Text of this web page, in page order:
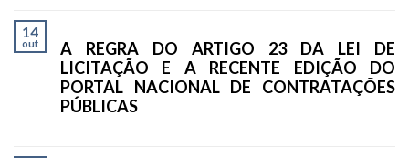
14
out
A REGRA DO ARTIGO 23 DA LEI DE
LICITAÇÃO E A RECENTE EDIÇÃO DO
PORTAL NACIONAL DE CONTRATAÇÕES
PÚBLICAS